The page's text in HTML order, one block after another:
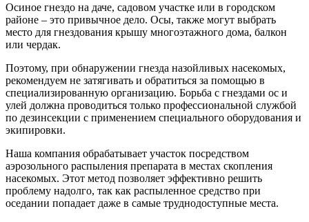
Осиное гнездо на даче, садовом участке или в городском
районе – это привычное дело. Осы, также могут выбрать
место для гнездования крышу многоэтажного дома, балкон
или чердак.
Поэтому, при обнаружении гнезда назойливых насекомых,
рекомендуем не затягивать и обратиться за помощью в
специализированную организацию. Борьба с гнездами ос и
улей должна проводиться только профессиональной службой
по дезинсекции с применением специального оборудования и
экипировки.
Наша компания обрабатывает участок посредством
аэрозольного распыления препарата в местах скопления
насекомых. Этот метод позволяет эффективно решить
проблему надолго, так как распыленное средство при
оседании попадает даже в самые труднодоступные места.